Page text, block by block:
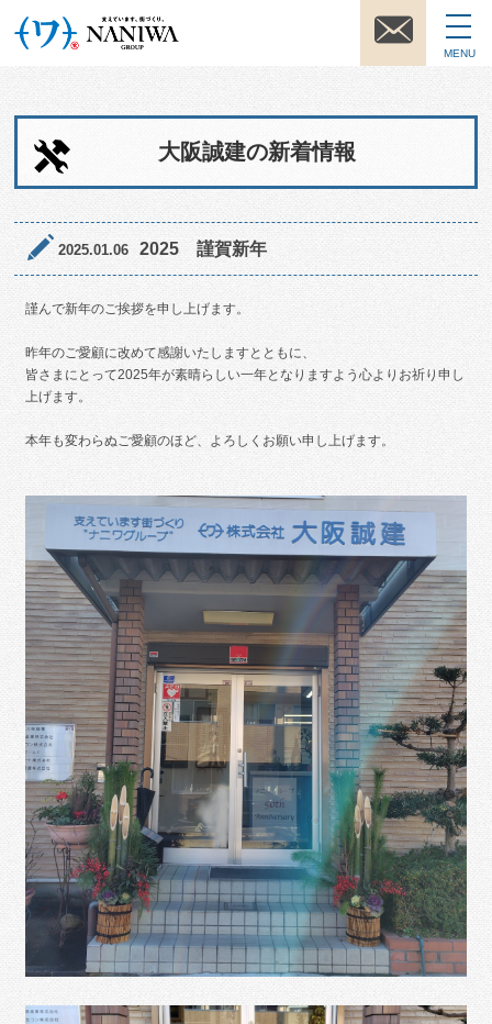
MENU
大阪誠建の新着情報
2025.01.06 2025 謹賀新年
謹んで新年のご挨拶を申し上げます。
昨年のご愛顧に改めて感謝いたしますとともに、
皆さまにとって2025年が素晴らしい一年となりますよう心よりお祈り申し
上げます。
本年も変わらぬご愛顧のほど、よろしくお願い申し上げます。